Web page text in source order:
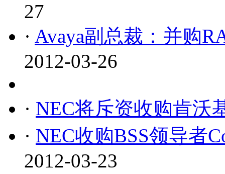
27
· Avaya副总裁：并购
2012-03-26
· NEC将斥资收购肯沃
· NEC收购BSS领导者
2012-03-23